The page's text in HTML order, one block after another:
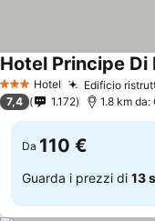
3 StelleHotel Edificio
Hotel Principe Di
7,4 1.172 1.8 km da:
Da 110 €
Guarda i prezzi di 13